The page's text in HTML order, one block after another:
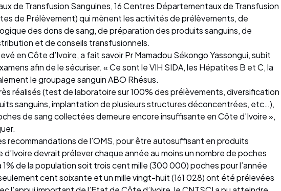
de Transfusion Sanguines, 16 Centres Départementaux de Transfusion
de Prélèvement) qui mènent les activités de prélèvements, de
des dons de sang, de préparation des produits sanguins, de
et de conseils transfusionnels.
en Côte d’Ivoire, a fait savoir Pr Mamadou Sékongo Yassongui, subit
afin de le sécuriser. « Ce sont le VIH SIDA, les Hépatites B et C, la
le groupage sanguin ABO Rhésus.
réalisés (test de laboratoire sur 100% des prélèvements, diversification
sanguins, implantation de plusieurs structures déconcentrées, etc…),
de sang collectées demeure encore insuffisante en Côte d’Ivoire »,
recommandations de l’OMS, pour être autosuffisant en produits
d’Ivoire devrait prélever chaque année au moins un nombre de poches
de la population soit trois cent mille (300 000) poches pour l’année
cent soixante et un mille vingt-huit (161 028) ont été prélevées